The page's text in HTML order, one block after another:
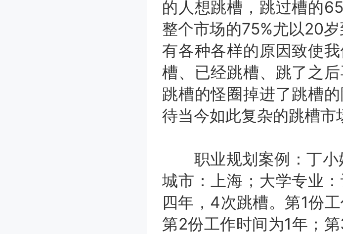
的人想跳槽，跳过槽的
整个市场的75%尤以20
有各种各样的原因致使
槽、已经跳槽、跳了之
跳槽的怪圈掉进了跳槽
待当今如此复杂的跳槽市
职业规划案例：丁小
城市：上海；大学专业
四年，4次跳槽。第1份
第2份工作时间为1年；